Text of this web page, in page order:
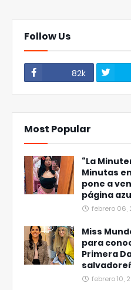
Follow Us
82k
Most Popular
“La
Minutas
pone a
página
febrero 06,
Miss
para
Primera
febrero 10,